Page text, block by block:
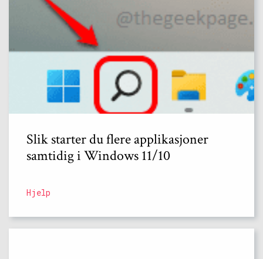
Slik starter du flere applikasjoner
samtidig i Windows 11/10
Hjelp